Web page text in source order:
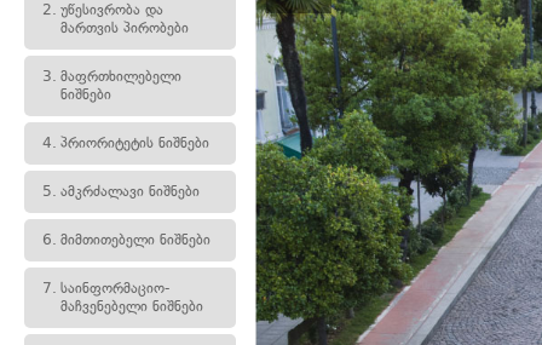
2. უწესივრობა და
მართვის პირობები
3. მაფრთხილებელი
ნიშნები
4. პრიორიტეტის ნიშნები
5. ამკრძალავი ნიშნები
6. მიმთითებელი ნიშნები
7. საინფორმაციო-
მაჩვენებელი ნიშნები